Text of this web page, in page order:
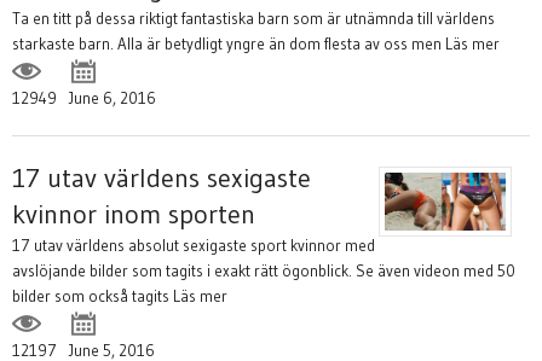
Ta en titt på dessa riktigt fantastiska barn som är utnämnda till världens
starkaste barn. Alla är betydligt yngre än dom flesta av oss men Läs mer
12949 June 6, 2016
17 utav världens sexigaste
kvinnor inom sporten
17 utav världens absolut sexigaste sport kvinnor med
avslöjande bilder som tagits i exakt rätt ögonblick. Se även videon med 50
bilder som också tagits Läs mer
12197 June 5, 2016